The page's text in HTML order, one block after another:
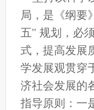
局，是《纲要
五" 规划，必
式，提高发展
学发展观贯穿
济社会发展的
指导原则：一